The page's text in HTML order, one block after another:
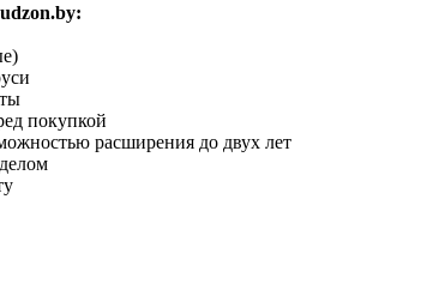
покупкой
расширения до двух лет